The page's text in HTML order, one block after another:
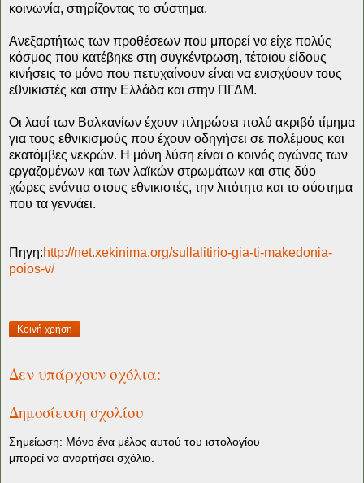
κοινωνία, στηρίζοντας το σύστημα.
Ανεξαρτήτως των προθέσεων που μπορεί να είχε πολύς
κόσμος που κατέβηκε στη συγκέντρωση, τέτοιου είδους
κινήσεις το μόνο που πετυχαίνουν είναι να ενισχύουν τους
εθνικιστές και στην Ελλάδα και στην ΠΓΔΜ.
Οι λαοί των Βαλκανίων έχουν πληρώσει πολύ ακριβό τίμημα
για τους εθνικισμούς που έχουν οδηγήσει σε πολέμους και
εκατόμβες νεκρών. Η μόνη λύση είναι ο κοινός αγώνας των
εργαζομένων και των λαϊκών στρωμάτων και στις δύο
χώρες ενάντια στους εθνικιστές, την λιτότητα και το σύστημα
που τα γεννάει.
Πηγη:http://net.xekinima.org/sullalitirio-gia-ti-makedonia-
poios-v/
Κοινή χρήση
Δεν υπάρχουν σχόλια:
Δημοσίευση σχολίου
Σημείωση: Μόνο ένα μέλος αυτού του ιστολογίου
μπορεί να αναρτήσει σχόλιο.